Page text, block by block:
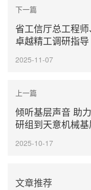
下一篇
省工信厅总工程
卓越精工调研指导
2025-11-07
上一篇
倾听基层声音 助
研组到天意机械
2025-10-17
文章推荐